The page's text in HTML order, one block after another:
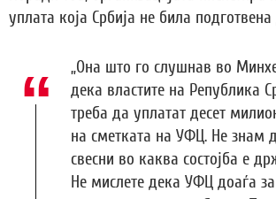
уплата која Србија не била
„Она што го слушнав во
дека властите на Република
треба да уплатат десет
на сметката на УФЦ. Не знам
свесни во каква состојба е
Не мислете дека УФЦ доаѓа